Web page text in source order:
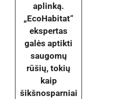
aplinką.
„EcoHabitat“
ekspertas
galės aptikti
saugomų
rūšių, tokių
kaip
šikšnosparniai